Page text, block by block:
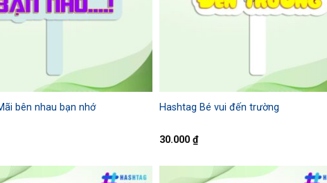
bên nhau bạn nhớ Hashtag Bé vui đến trường
30.000 ₫